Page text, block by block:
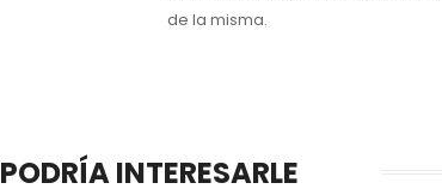
de la misma.
PODRÍA INTERESARLE